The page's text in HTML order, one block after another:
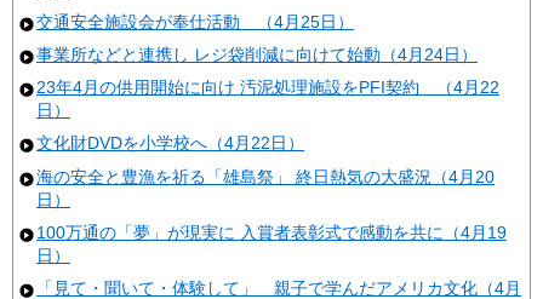
交通安全施設会が奉仕活動 （4月25日）
事業所などと連携し レジ袋削減に向けて始動（4月24日）
23年4月の供用開始に向け 汚泥処理施設をPFI契約 （4月22
日）
文化財DVDを小学校へ（4月22日）
海の安全と豊漁を祈る「雄島祭」 終日熱気の大盛況（4月20
日）
100万通の「夢」が現実に 入賞者表彰式で感動を共に（4月19
日）
「見て・聞いて・体験して」 親子で学んだアメリカ文化（4月